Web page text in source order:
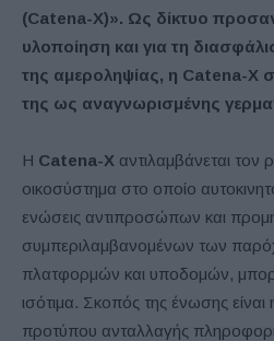
(Catena-X)». Ως δίκτυο
υλοποίηση και για τη
της αμεροληψίας, η Catena-X
της ως αναγνωρισμένης
Η Catena-X αντιλαμβάνεται τον
οικοσύστημα στο οποίο
ενώσεις αντιπροσώπων και
συμπεριλαμβανομένων των
πλατφορμών και υποδομών,
ισότιμα. Σκοπός της ένωσης είναι
προτύπου ανταλλαγής